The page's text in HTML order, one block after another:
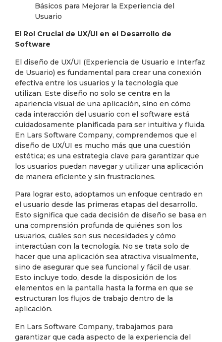
El Rol Crucial de UX/UI en el Desarrollo de
Software
El diseño de UX/UI (Experiencia de Usuario e Interfaz
de Usuario) es fundamental para crear una conexión
efectiva entre los usuarios y la tecnología que
utilizan. Este diseño no solo se centra en la
apariencia visual de una aplicación, sino en cómo
cada interacción del usuario con el software está
cuidadosamente planificada para ser intuitiva y fluida.
En Lars Software Company, comprendemos que el
diseño de UX/UI es mucho más que una cuestión
estética; es una estrategia clave para garantizar que
los usuarios puedan navegar y utilizar una aplicación
de manera eficiente y sin frustraciones.
Para lograr esto, adoptamos un enfoque centrado en
el usuario desde las primeras etapas del desarrollo.
Esto significa que cada decisión de diseño se basa en
una comprensión profunda de quiénes son los
usuarios, cuáles son sus necesidades y cómo
interactúan con la tecnología. No se trata solo de
hacer que una aplicación sea atractiva visualmente,
sino de asegurar que sea funcional y fácil de usar.
Esto incluye todo, desde la disposición de los
elementos en la pantalla hasta la forma en que se
estructuran los flujos de trabajo dentro de la
aplicación.
En Lars Software Company, trabajamos para
garantizar que cada aspecto de la experiencia del